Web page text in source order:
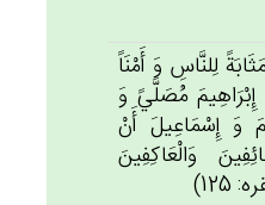
لِلنَّاس‌ِ وَ أَمْنَاً
إِبْرَاهِيم‌َ مُصَلَّيً‌ وَ
وَ إِسْمَاعِيل‌َ أَنْ‌
وَالْعَاكِفِين‌َ